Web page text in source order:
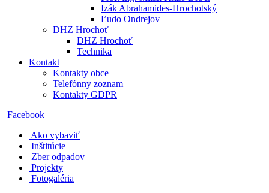
Izák Abrahamides-Hrochotský
Ľudo Ondrejov
DHZ Hrochoť
DHZ Hrochoť
Technika
Kontakt
Kontakty obce
Telefónny zoznam
Kontakty GDPR
Facebook
Ako vybaviť
Inštitúcie
Zber odpadov
Projekty
Fotogaléria